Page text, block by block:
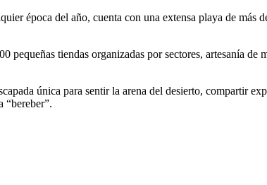
época del año, cuenta con una extensa playa de
pequeñas tiendas organizadas por sectores, artesanía de
única para sentir la arena del desierto, compartir
“bereber”.